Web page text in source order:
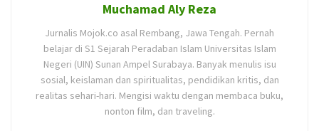
Muchamad Aly Reza
Jurnalis Mojok.co asal Rembang, Jawa Tengah. Pernah
belajar di S1 Sejarah Peradaban Islam Universitas Islam
Negeri (UIN) Sunan Ampel Surabaya. Banyak menulis isu
sosial, keislaman dan spiritualitas, pendidikan kritis, dan
realitas sehari-hari. Mengisi waktu dengan membaca buku,
nonton film, dan traveling.